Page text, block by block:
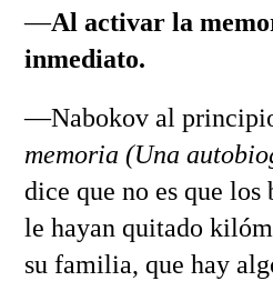
—Al activar la
inmediato.
—Nabokov al
memoria (Una
dice que no es que los
le hayan quitado
su familia, que hay